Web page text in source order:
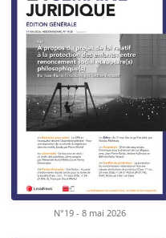
N°19 - 8 mai 2026